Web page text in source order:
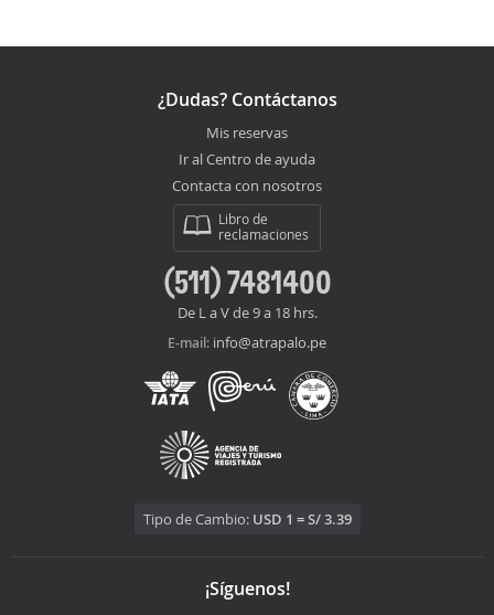
¿Dudas? Contáctanos
Mis reservas
Ir al Centro de ayuda
Contacta con nosotros
Libro de
reclamaciones
(511) 7481400
De L a V de 9 a 18 hrs.
E-mail: info@atrapalo.pe
Tipo de Cambio: USD 1 = S/ 3.39
¡Síguenos!